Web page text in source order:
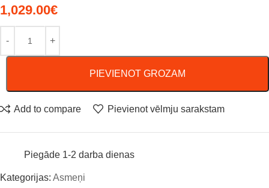
1,029.00€
PIEVIENOT GROZAM
Add to compare Pievienot vēlmju sarakstam
Piegāde 1-2 darba dienas
Kategorijas: Asmeņi